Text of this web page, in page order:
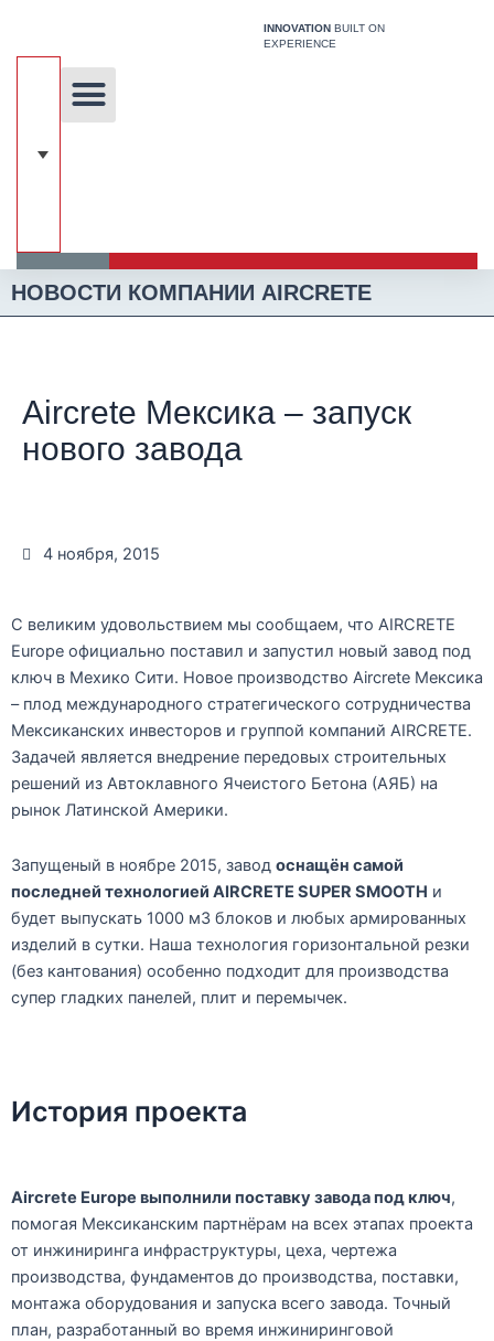
содержимому
INNOVATION BUILT ON
EXPERIENCE
НОВОСТИ КОМПАНИИ AIRCRETE
Aircrete Мексика – запуск
нового завода
4 ноября, 2015
С великим удовольствием мы сообщаем, что AIRCRETE
Europe официально поставил и запустил новый завод под
ключ в Мехико Сити. Новое производство Aircrete Мексика
– плод международного стратегического сотрудничества
Мексиканских инвесторов и группой компаний AIRCRETE.
Задачей является внедрение передовых строительных
решений из Автоклавного Ячеистого Бетона (АЯБ) на
рынок Латинской Америки.
Запущеный в ноябре 2015, завод оснащён самой
последней технологией AIRCRETE SUPER SMOOTH и
будет выпускать 1000 м3 блоков и любых армированных
изделий в сутки. Наша технология горизонтальной резки
(без кантования) особенно подходит для производства
супер гладких панелей, плит и перемычек.
История проекта
Aircrete Europe выполнили поставку завода под ключ,
помогая Мексиканским партнёрам на всех этапах проекта
от инжиниринга инфраструктуры, цеха, чертежа
производства, фундаментов до производства, поставки,
монтажа оборудования и запуска всего завода. Точный
план, разработанный во время инжиниринговой